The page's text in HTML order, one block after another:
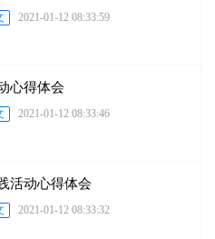
2021-01-12 08:33:59
心得体会
2021-01-12 08:33:46
活动心得体会
2021-01-12 08:33:32